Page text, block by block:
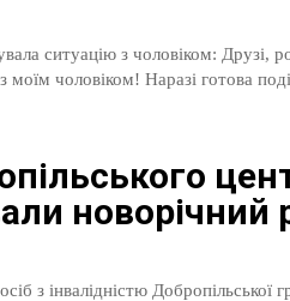
з чоловіком: Друзі, родичі,
готова поділитись
новорічний
з інвалідністю Добропільської